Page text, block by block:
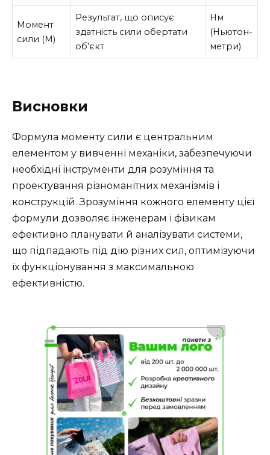
Момент
сили (M)
Результат, що описує
здатність сили обертати
об’єкт
Нм
(Ньютон-
метри)
Висновки
Формула моменту сили є центральним
елементом у вивченні механіки, забезпечуючи
необхідні інструменти для розуміння та
проектування різноманітних механізмів і
конструкцій. Зрозуміння кожного елементу цієї
формули дозволяє інженерам і фізикам
ефективно планувати й аналізувати системи,
що підпадають під дію різних сил, оптимізуючи
їх функціонування з максимальною
ефективністю.